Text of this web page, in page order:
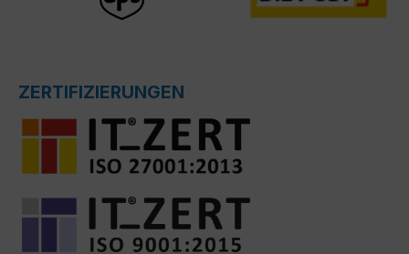
ZERTIFIZIERUNGEN